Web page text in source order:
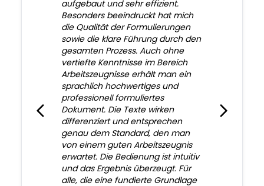
aufgebaut und sehr effizient.
Besonders beeindruckt hat mich
die Qualität der Formulierungen
sowie die klare Führung durch den
gesamten Prozess. Auch ohne
vertiefte Kenntnisse im Bereich
Arbeitszeugnisse erhält man ein
sprachlich hochwertiges und
professionell formuliertes
Dokument. Die Texte wirken
differenziert und entsprechen
genau dem Standard, den man
von einem guten Arbeitszeugnis
erwartet. Die Bedienung ist intuitiv
und das Ergebnis überzeugt. Für
alle, die eine fundierte Grundlage